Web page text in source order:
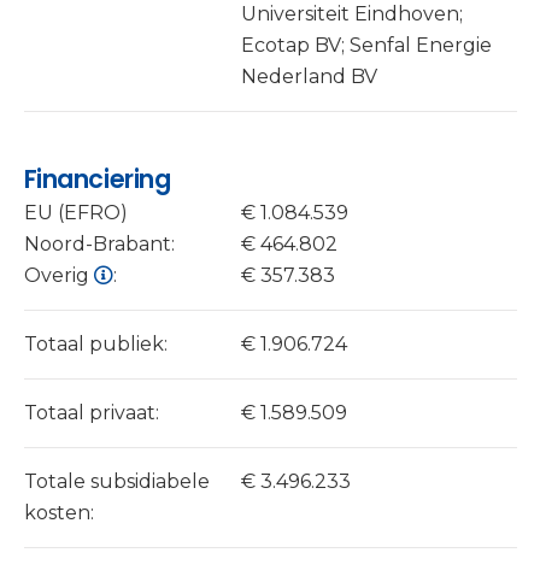
Universiteit Eindhoven;
Ecotap BV; Senfal Energie
Nederland BV
Financiering
EU (EFRO)
€ 1.084.539
Noord-Brabant:
€ 464.802
Overig
: € 357.383
Totaal publiek: € 1.906.724
Totaal privaat: € 1.589.509
Totale subsidiabele
kosten:
€ 3.496.233